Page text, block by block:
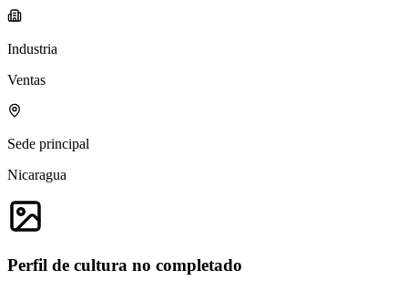
Industria
Ventas
Sede principal
Nicaragua
Perfil de cultura no completado